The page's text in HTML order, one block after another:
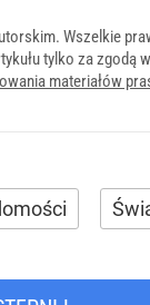
Wszelkie
tylko za zgodą
materiałów